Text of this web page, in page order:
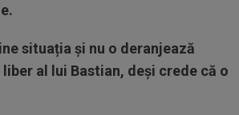
situația și nu o deranjează
al lui Bastian, deși crede că o